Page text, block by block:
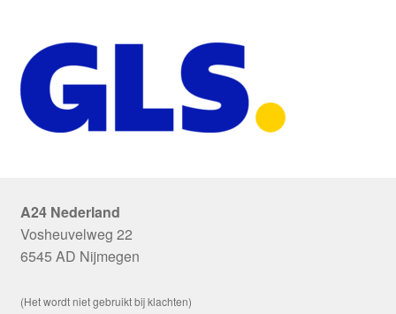
A24 Nederland
Vosheuvelweg 22
6545 AD Nijmegen
(Het wordt niet gebruikt bij klachten)